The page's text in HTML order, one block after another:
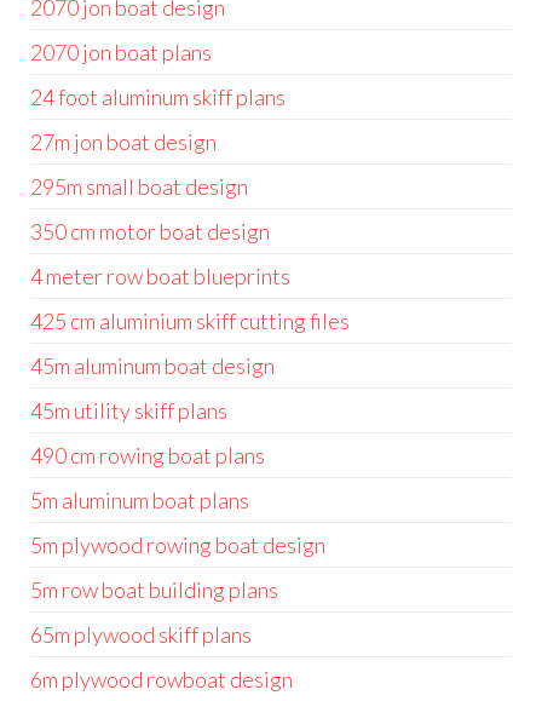
2070 jon boat design
2070 jon boat plans
24 foot aluminum skiff plans
27m jon boat design
295m small boat design
350 cm motor boat design
4 meter row boat blueprints
425 cm aluminium skiff cutting files
45m aluminum boat design
45m utility skiff plans
490 cm rowing boat plans
5m aluminum boat plans
5m plywood rowing boat design
5m row boat building plans
65m plywood skiff plans
6m plywood rowboat design